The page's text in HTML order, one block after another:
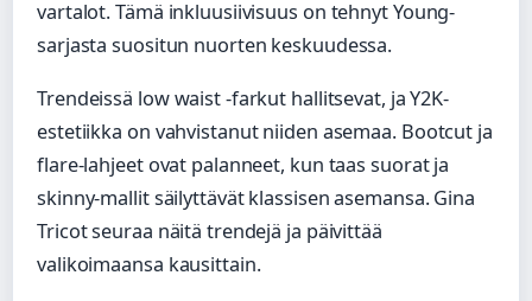
vartalot. Tämä inkluusiivisuus on tehnyt Young-
sarjasta suositun nuorten keskuudessa.
Trendeissä low waist -farkut hallitsevat, ja Y2K-
estetiikka on vahvistanut niiden asemaa. Bootcut ja
flare-lahjeet ovat palanneet, kun taas suorat ja
skinny-mallit säilyttävät klassisen asemansa. Gina
Tricot seuraa näitä trendejä ja päivittää
valikoimaansa kausittain.